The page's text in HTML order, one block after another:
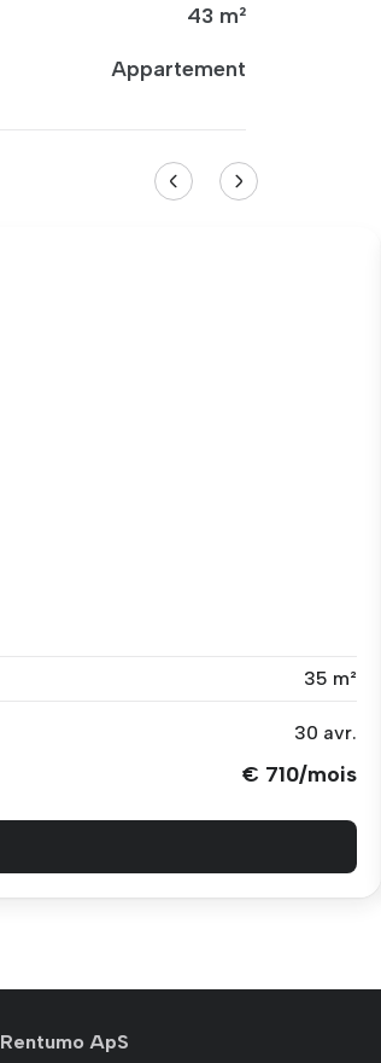
43 m²
Appartement
35 m²
30 avr.
€ 710/mois
Rentumo ApS